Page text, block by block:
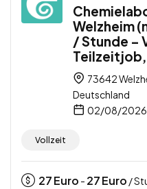
Welzheim
/ Stunde –
73642
Deutschland
02/08/2026
Vollzeit
27Euro - 27Euro /